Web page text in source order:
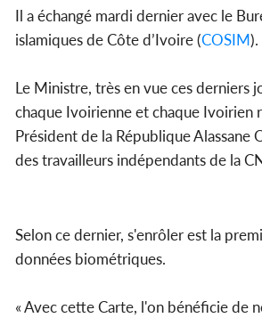
Il a échangé mardi dernier avec le
islamiques de Côte d’Ivoire (COSIM).
Le Ministre, très en vue ces derniers
chaque Ivoirienne et chaque Ivoirien
Président de la République
des travailleurs indépendants de la
Selon ce dernier, s'enrôler est la
données biométriques.
« Avec cette Carte, l'on bénéficie de